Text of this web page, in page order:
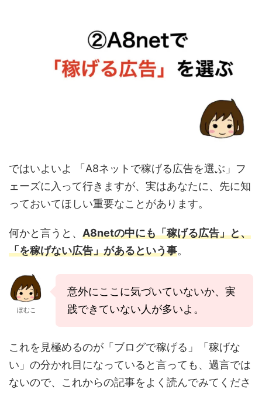
ではいよいよ 「A8ネットで稼げる広告を選ぶ」フ
ェーズに入って行きますが、実はあなたに、先に知
っておいてほしい重要なことがあります。
何かと言うと、 A8netの中にも「稼げる広告」と、
「を稼げない広告」があるという事。
ぽむこ
意外にここに気づいていないか、実
践できていない人が多いよ。
これを見極めるのが「ブログで稼げる」「稼げな
い」の分かれ目になっていると言っても、過言では
ないので、これからの記事をよく読んでみてくださ